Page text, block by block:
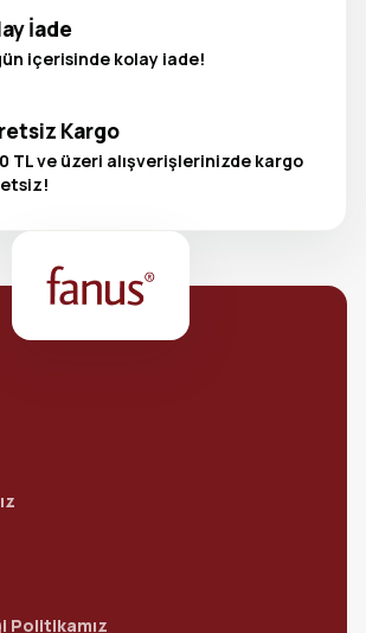
İade
içerisinde kolay iade!
Kargo
TL ve üzeri alışverişlerinizde kargo
Politikamız